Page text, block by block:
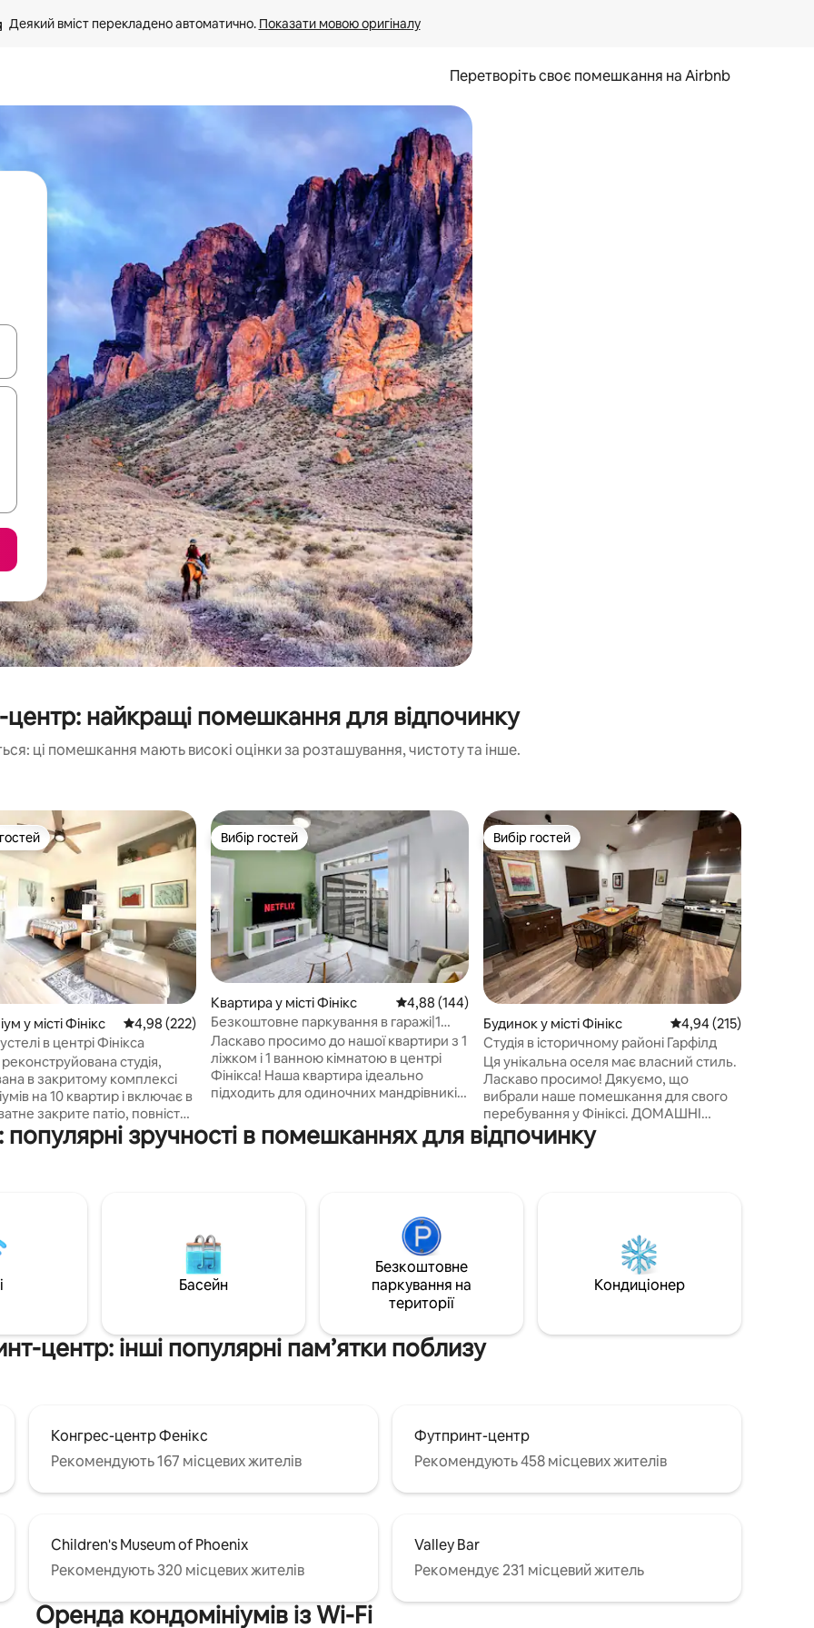
Деякий вміст перекладено автоматично. Показати мовою оригіналу
Перетворіть своє помешкання на Airbnb
навігації сторінкою клавіші зі стрілками вгору та вниз або жести дотику та гортання.
найкращі помешкання для відпочинку
ці помешкання мають високі оцінки за розташування, чистоту та інше.
відгуки: 900
гостей
у місті Фінікс Середня оцінка: 4,98 з 5, відгуки: 222
4,98 (222)
в центрі Фінікса
студія,
в закритому комплексі
на 10 квартир і включає в
закрите патіо, повністю
кухню, пральну та
машини, блискавично
Конференц-центр
Ван-Бюрен - 0,3
Вибір гостей
Вибір гостей
Квартира у місті Фінікс Середня оцінка: 4,88 з 5, відгуки: 144
4,88 (144)
Безкоштовне паркування в гаражі|1
спальня в центрі|У САМОМУ СЕРЦІ
ДЕНВЕРА
Ласкаво просимо до нашої квартири з 1
ліжком і 1 ванною кімнатою в центрі
Фінікса! Наша квартира ідеально
підходить для одиночних мандрівників
яскраве місто. Насолоджуйтеся нашою
стильною вітальнею, повністю
найкращими ресторанами, барами та
визначними пам 'ятками, які може
запропонувати Фінікс. Поруч з
Roosevelt Row ✔ Повністю обладнана
кухня ✔ Зручна спальня з ліжком
Queen Size ✔ Офісний робочий стіл ✔
Wi-Fi Wi-Fi ✔ Безкоштовна парковка
Вибір гостей
Вибір гостей
Будинок у місті Фінікс Середня оцінка: 4,94
4,94 (215)
Студія в історичному районі Гарфілд
Ця унікальна оселя має власний стиль.
Ласкаво просимо! Дякуємо, що
вибрали наше помешкання для свого
перебування у Фініксі. ДОМАШНІ
ТВАРИНИ ЗАБОРОНЕНІ Ми раді
запропонувати вам унікальне
громадського парку, яка чудово
підходить для піших походів, їзди на
велосипеді та на відкритому повітрі. Це
повністю відремонтована студія
побудованому в 1914 році.
зручності в помешканнях для відпочинку
Басейн
Безкоштовне
паркування на
території
Кондиціонер
центр: інші популярні пам’ятки поблизу
Конгрес-центр Фенікс
Рекомендують 167 місцевих жителів
Футпринт-центр
Рекомендують 458 місцевих жителів
Children's Museum of Phoenix
Рекомендують 320 місцевих жителів
Valley Bar
Рекомендує 231 місцевий житель
Оренда кондомініумів із Wi-Fi